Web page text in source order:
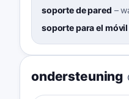
soporte de pared –
soporte para el móvil
ondersteuning